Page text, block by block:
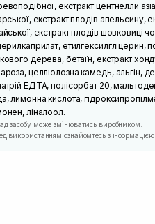
екстракт центнелли
екстракт плодів апельсину,
екстракт плодів шовковиці
дерева, бетаїн, екстракт
целлюлозна камедь, альгін,
ЕДТА, полісорбат 20,
лимонна кислота,
ліналоол.
засобу може змінюватись виробником.
використанням ознайомтесь з інформацією